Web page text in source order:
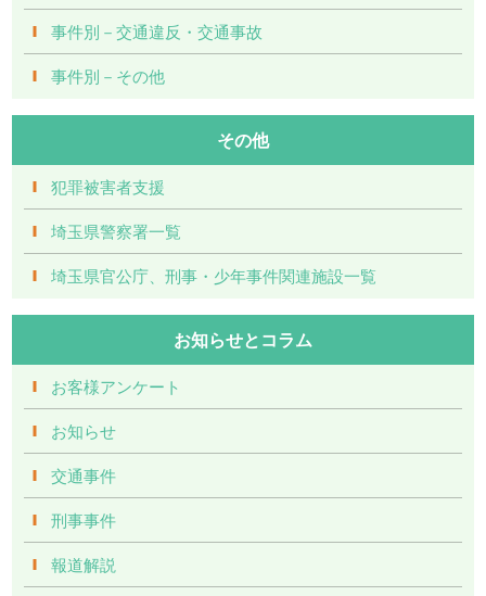
事件別－交通違反・交通事故
事件別－その他
その他
犯罪被害者支援
埼玉県警察署一覧
埼玉県官公庁、刑事・少年事件関連施設一覧
お知らせとコラム
お客様アンケート
お知らせ
交通事件
刑事事件
報道解説